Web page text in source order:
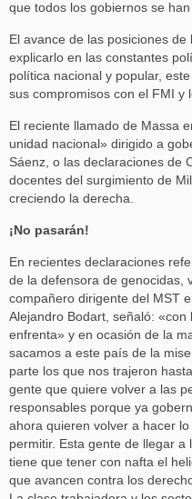
que todos los gobiernos se
El avance de las posiciones
explicarlo en las constantes
política nacional y popular,
sus compromisos con el FMI y
El reciente llamado de Massa
unidad nacional» dirigido a
Sáenz, o las declaraciones de
docentes del surgimiento de
creciendo la derecha.
¡No pasarán!
En recientes declaraciones
de la defensora de genocidas,
compañero dirigente del MST
Alejandro Bodart, señaló:
enfrenta» y en ocasión de la
sacamos a este país de la
parte los que nos trajeron
gente que quiere volver a las
responsables porque ya
ahora quieren volver a hacer
permitir. Esta gente de llegar
tiene que tener con nafta el
que avancen contra los